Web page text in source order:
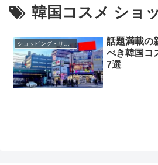
韓国コスメ ショ
ショッピング・サロン
話題満載の
べき韓国コ
7選